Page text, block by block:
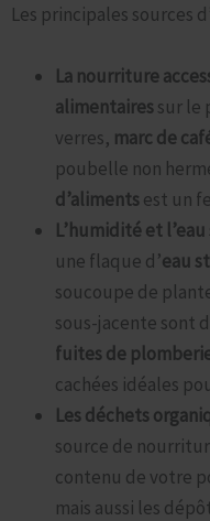
Les principales sources
La nourriture
alimentairessur le
verres, marc de
poubelle non
d’alimentsest un
L’humidité et
une flaque d’eau
soucoupe de
sous-jacente sont
fuites de
cachées idéales
Les déchets
source de
contenu de votre
mais aussi les